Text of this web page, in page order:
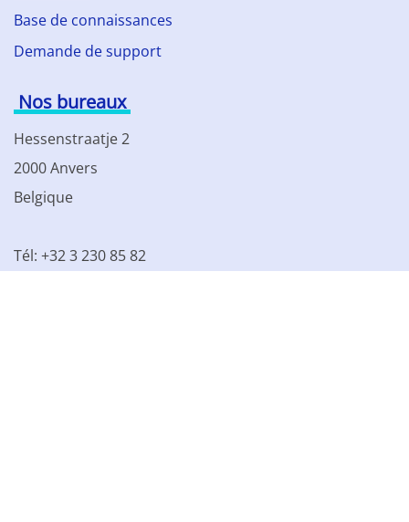
Base de connaissances
Demande de support
Nos bureaux
Hessenstraatje 2
2000 Anvers
Belgique
Tél: +32 3 230 85 82